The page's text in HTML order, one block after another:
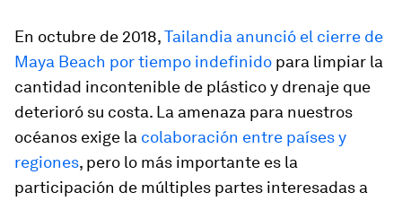
En octubre de 2018,Tailandia anunció el cierre de
Maya Beach por tiempo indefinido para limpiar la
cantidad incontenible de plástico y drenaje que
deterioró su costa. La amenaza para nuestros
océanos exige la colaboración entre países y
regiones, pero lo más importante es la
participación de múltiples partes interesadas a